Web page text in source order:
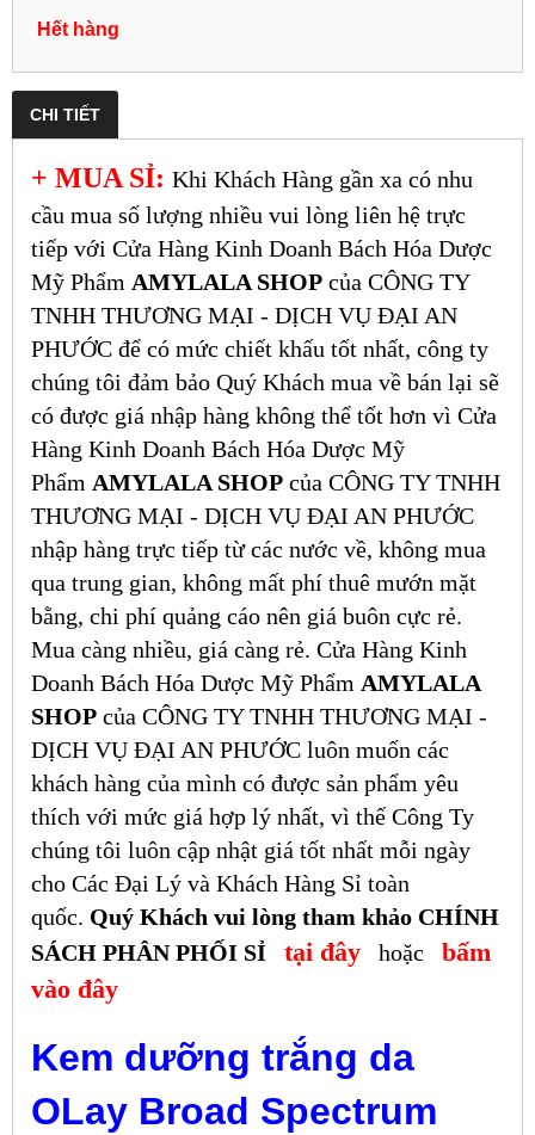
Hết hàng
CHI TIẾT
+ MUA SỈ: Khi Khách Hàng gần xa có nhu
cầu mua số lượng nhiều vui lòng liên hệ trực
tiếp với Cửa Hàng Kinh Doanh Bách Hóa Dược
Mỹ Phẩm AMYLALA SHOP của CÔNG TY
TNHH THƯƠNG MẠI - DỊCH VỤ ĐẠI AN
PHƯỚC để có mức chiết khấu tốt nhất, công ty
chúng tôi đảm bảo Quý Khách mua về bán lại sẽ
có được giá nhập hàng không thể tốt hơn vì Cửa
Hàng Kinh Doanh Bách Hóa Dược Mỹ
Phẩm AMYLALA SHOP của CÔNG TY TNHH
THƯƠNG MẠI - DỊCH VỤ ĐẠI AN PHƯỚC
nhập hàng trực tiếp từ các nước về, không mua
qua trung gian, không mất phí thuê mướn mặt
bằng, chi phí quảng cáo nên giá buôn cực rẻ.
Mua càng nhiều, giá càng rẻ. Cửa Hàng Kinh
Doanh Bách Hóa Dược Mỹ Phẩm AMYLALA
SHOP của CÔNG TY TNHH THƯƠNG MẠI -
DỊCH VỤ ĐẠI AN PHƯỚC luôn muốn các
khách hàng của mình có được sản phẩm yêu
thích với mức giá hợp lý nhất, vì thế Công Ty
chúng tôi luôn cập nhật giá tốt nhất mỗi ngày
cho Các Đại Lý và Khách Hàng Sỉ toàn
quốc. Quý Khách vui lòng tham khảo CHÍNH
SÁCH PHÂN PHỐI SỈ
tại đây hoặc bấm
vào đây
Kem dưỡng trắng da
OLay Broad Spectrum